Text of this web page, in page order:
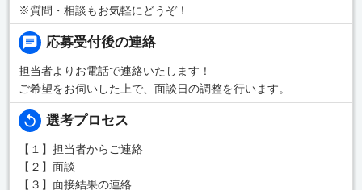
※質問・相談もお気軽にどうぞ！
応募受付後の連絡
担当者よりお電話で連絡いたします！
ご希望をお伺いした上で、面談日の調整を行います。
選考プロセス
【１】担当者からご連絡
【２】面談
【３】面接結果の連絡